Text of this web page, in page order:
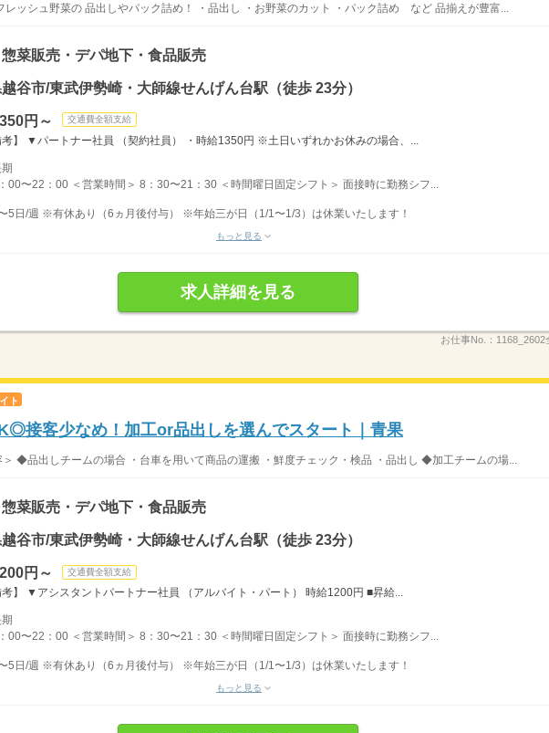
レッシュ野菜の 品出しやパック詰め！ ・品出し ・お野菜のカット ・パック詰め など 品揃えが豊富...
菜販売・デパ地下・食品販売
谷市/東武伊勢崎・大師線せんげん台駅（徒歩 23分）
円～ 交通費全額支給
考】 ▼パートナー社員 （契約社員） ・時給1350円 ※土日いずれかお休みの場合、...
期
00〜22：00 ＜営業時間＞ 8：30〜21：30 ＜時間曜日固定シフト＞ 面接時に勤務シフ...
5日/週 ※有休あり（6ヵ月後付与） ※年始三が日（1/1〜1/3）は休業いたします！
もっと見る
求人詳細を見る
お仕事No.： 1168_2602
ト
接客少なめ！加工or品出しを選んでスタート｜青果
＞ ◆品出しチームの場合 ・台車を用いて商品の運搬 ・鮮度チェック・検品 ・品出し ◆加工チームの場...
菜販売・デパ地下・食品販売
谷市/東武伊勢崎・大師線せんげん台駅（徒歩 23分）
円～ 交通費全額支給
考】 ▼アシスタントパートナー社員 （アルバイト・パート） 時給1200円 ■昇給...
期
00〜22：00 ＜営業時間＞ 8：30〜21：30 ＜時間曜日固定シフト＞ 面接時に勤務シフ...
5日/週 ※有休あり（6ヵ月後付与） ※年始三が日（1/1〜1/3）は休業いたします！
もっと見る